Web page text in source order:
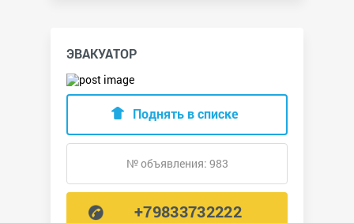
ЭВАКУАТОР
Поднять в списке
№ объявления: 983
+79833732222